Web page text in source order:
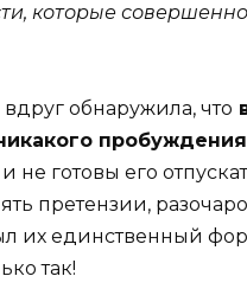
которые совершенно
обнаружила, что
готовы его
претензии,
их единственный
так!